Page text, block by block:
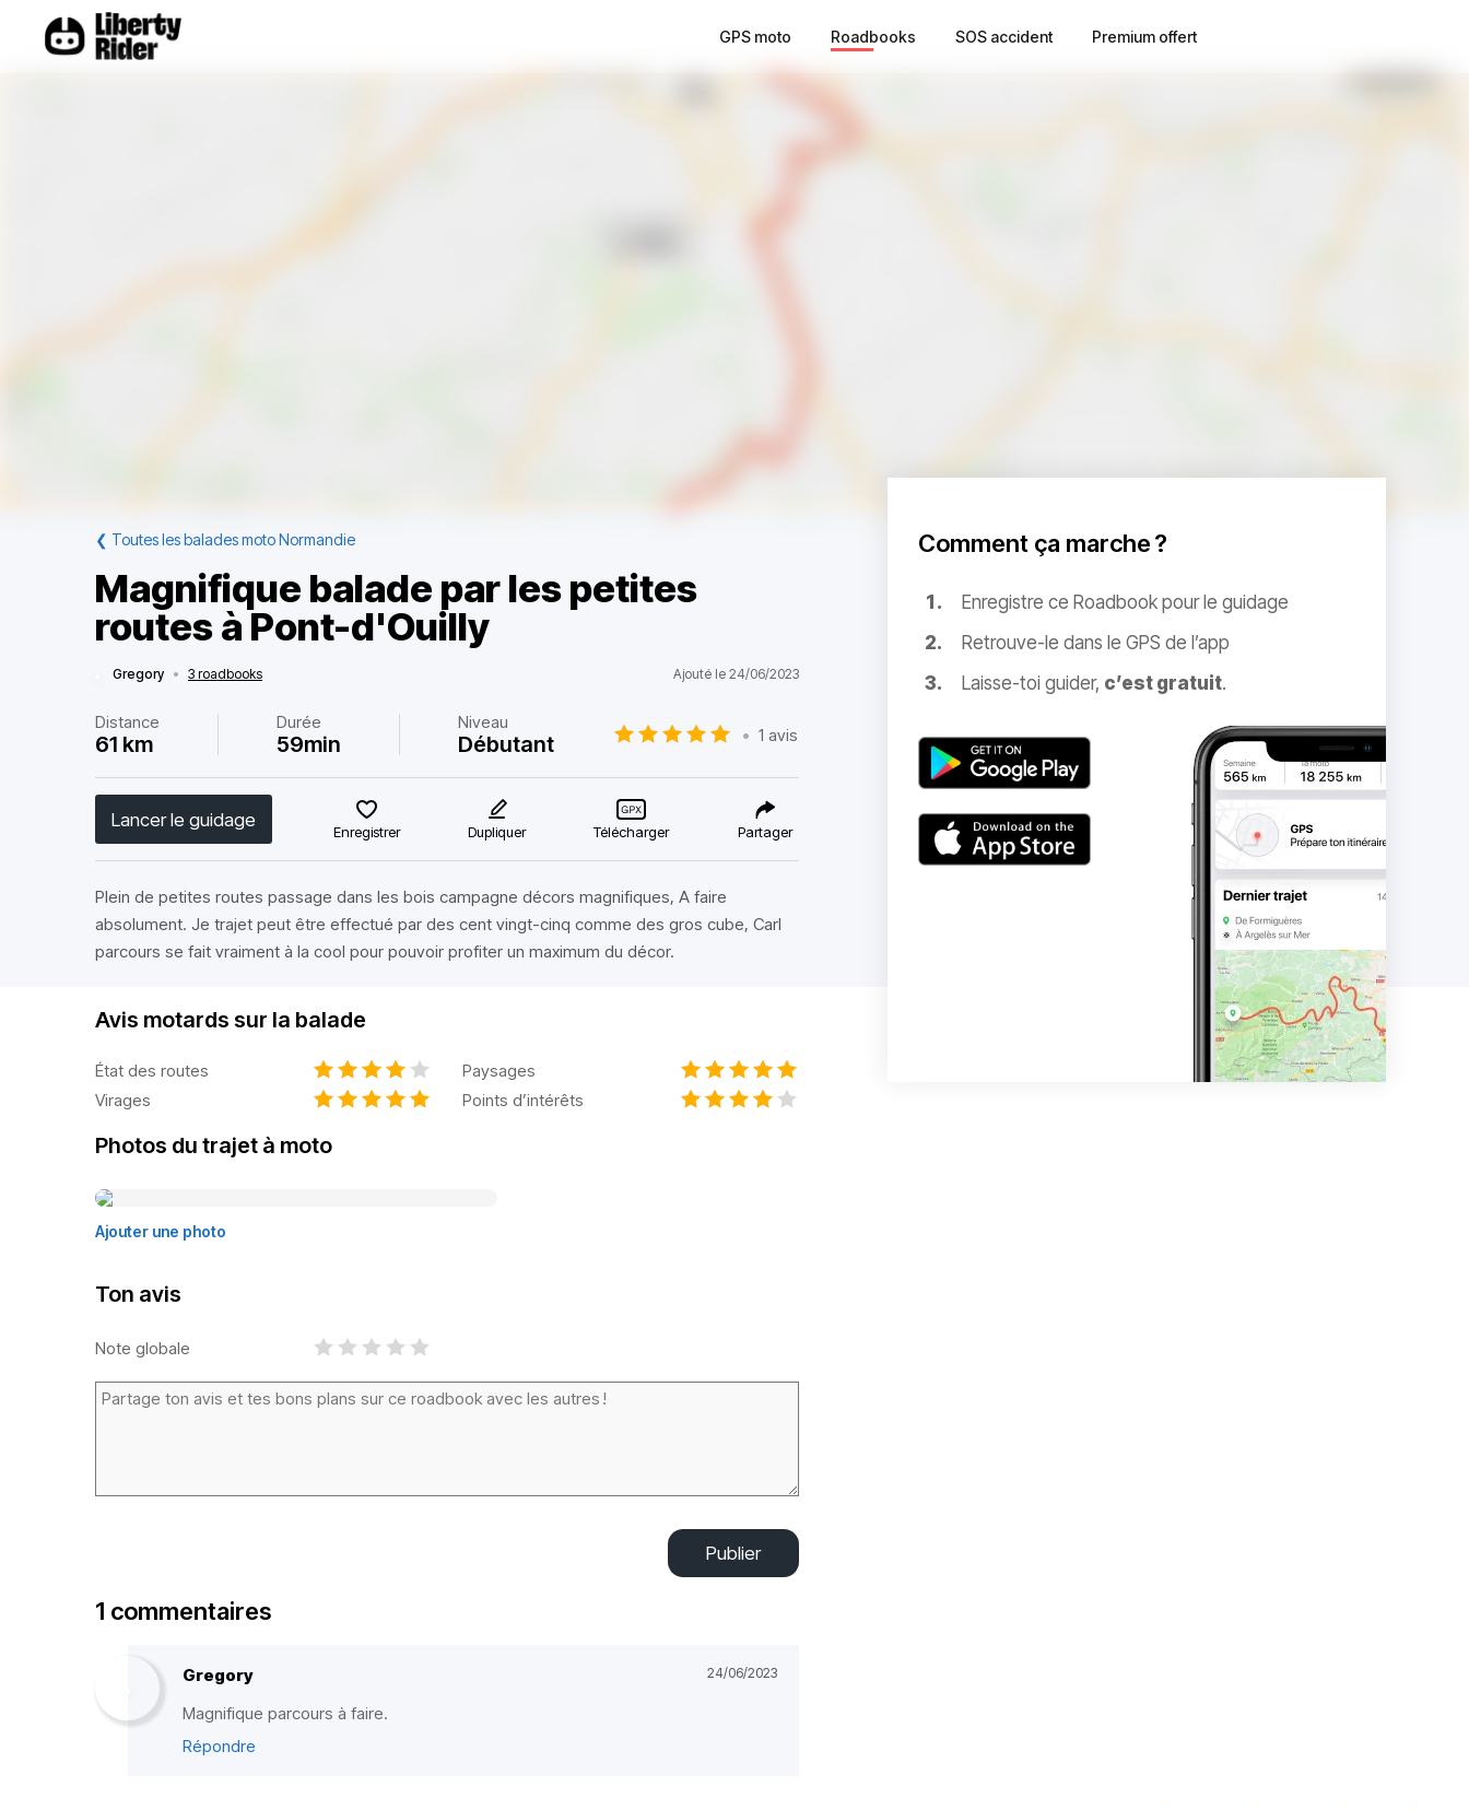
GPS moto Roadbooks SOS accident Premium offert
❮ Toutes les balades moto Normandie
Magnifique balade par les petites
routes à Pont-d'Ouilly
Gregory • 3 roadbooks Ajouté le 24/06/2023
Distance
61 km
Durée
59min
Niveau
Débutant • 1 avis
Lancer le guidage
Enregistrer Dupliquer Télécharger Partager
Plein de petites routes passage dans les bois campagne décors magnifiques, A faire
absolument. Je trajet peut être effectué par des cent vingt-cinq comme des gros cube, Carl
parcours se fait vraiment à la cool pour pouvoir profiter un maximum du décor.
Comment ça marche ?
Enregistre ce Roadbook pour le guidage
Retrouve-le dans le GPS de l’app
Laisse-toi guider, c’est gratuit.
Avis motards sur la balade
État des routes
Paysages
Virages
Points d’intérêts
Photos du trajet à moto
Ajouter une photo
Ton avis
Note globale
Publier
1 commentaires
Gregory 24/06/2023
Magnifique parcours à faire.
Répondre